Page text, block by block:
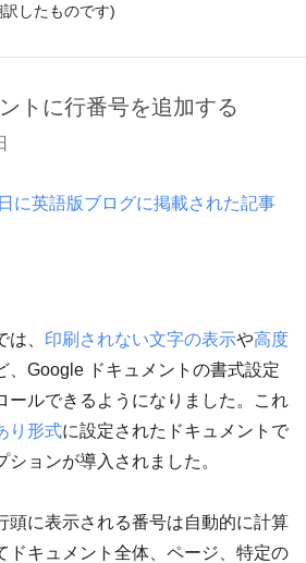
したものです)
トに行番号を追加する
に英語版ブログに掲載された記事
、 印刷されない文字の表示や高度
、Google ドキュメントの書式設定
ールできるようになりました。これ
り形式に設定されたドキュメントで
ョンが導入されました。
頭に表示される番号は自動的に計算
ドキュメント全体、ページ、特定の